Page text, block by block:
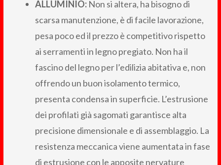
ALLUMINIO: Non si altera, ha bisogno di
scarsa manutenzione, è di facile lavorazione,
pesa poco ed il prezzo è competitivo rispetto
ai serramenti in legno pregiato. Non ha il
fascino del legno per l’edilizia abitativa e, non
offrendo un buon isolamento termico,
presenta condensa in superficie. L’estrusione
dei profilati già sagomati garantisce alta
precisione dimensionale e di assemblaggio. La
resistenza meccanica viene aumentata in fase
di estrusione con le apposite nervature